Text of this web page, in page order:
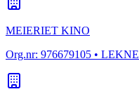
MEIERIET KINO
Org.nr: 976679105 •